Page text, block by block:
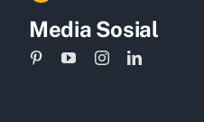
Media Sosial